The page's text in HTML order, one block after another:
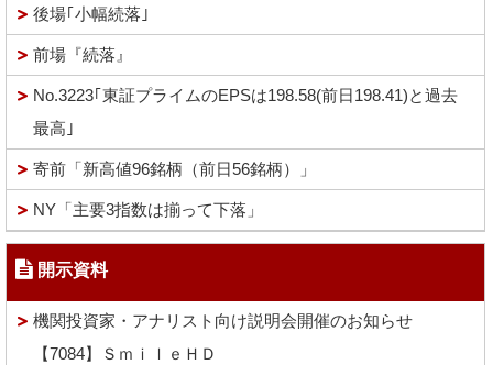
後場｢小幅続落｣
前場『続落』
No.3223｢東証プライムのEPSは198.58(前日198.41)と過去
最高｣
寄前「新高値96銘柄（前日56銘柄）」
NY「主要3指数は揃って下落」
開示資料
機関投資家・アナリスト向け説明会開催のお知らせ
【7084】ＳｍｉｌｅＨＤ